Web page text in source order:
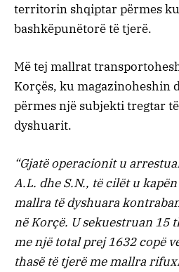
territorin shqiptar përmes
bashkëpunëtorë të tjerë.
Më tej mallrat
Korçës, ku magazinoheshin
përmes një subjekti tregtar
dyshuarit.
“Gjatë operacionit u
A.L. dhe S.N., të cilët u
mallra të dyshuara
në Korçë. U sekuestruan 15
me një total prej 1632 copë
thasë të tjerë me mallra